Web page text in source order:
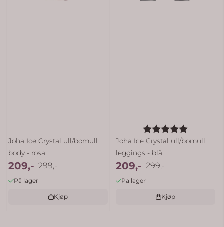
Joha Ice Crystal ull/bomull
body - rosa
209,- 299,-
På lager
Kjøp
Karakter:
Joha Ice Crystal ull/bomull
leggings - blå
209,- 299,-
På lager
Kjøp